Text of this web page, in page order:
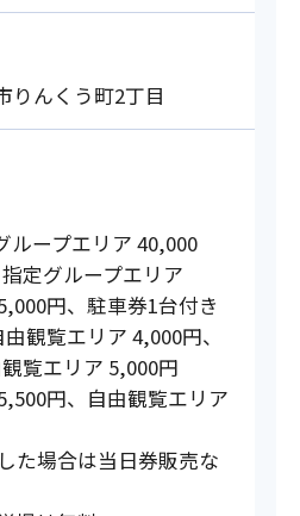
んくう町2丁目
ループエリア 40,000
定グループエリア
円、駐車券1台付き
観覧エリア 4,000円、
覧エリア 5,000円
円、自由観覧エリア
た場合は当日券販売な